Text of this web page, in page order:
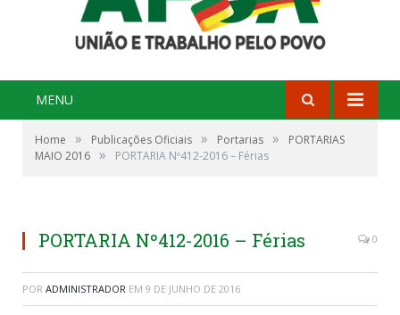
MENU
Home » Publicações Oficiais » Portarias »
PORTARIAS
MAIO 2016 » PORTARIA Nº412-2016 – Férias
PORTARIA Nº412-2016 – Férias 0
POR ADMINISTRADOR EM 9 DE JUNHO DE 2016